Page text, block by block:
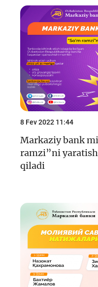
8 Fev 2022 11:44
Markaziy bank
ramzi”ni
qiladi